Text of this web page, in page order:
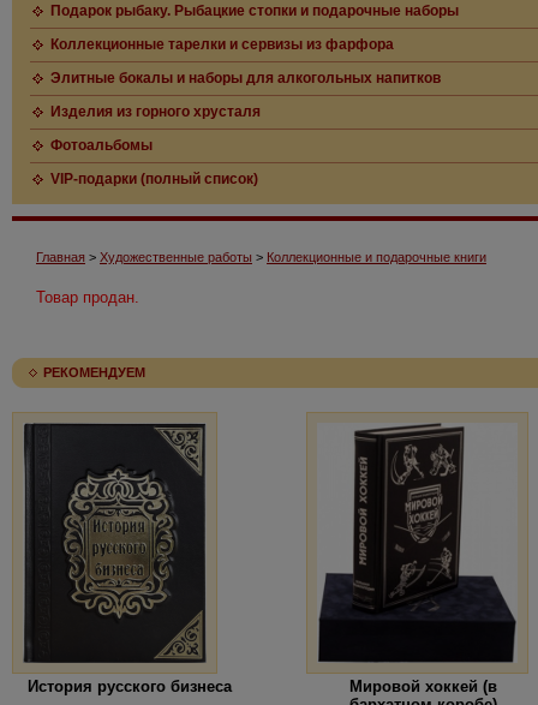
Подарок рыбаку. Рыбацкие стопки и подарочные наборы
Коллекционные тарелки и сервизы из фарфора
Элитные бокалы и наборы для алкогольных напитков
Изделия из горного хрусталя
Фотоальбомы
VIP-подарки (полный список)
Главная > Художественные работы > Коллекционные и подарочные книги
Товар продан.
РЕКОМЕНДУЕМ
История русского бизнеса
Мировой хоккей (в